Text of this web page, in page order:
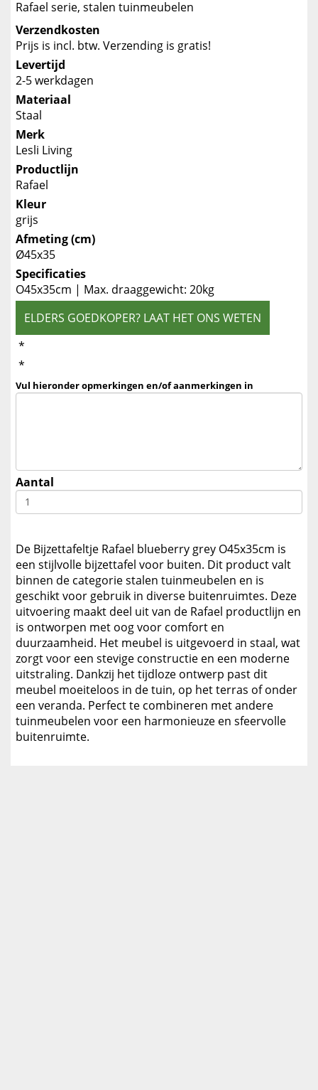
Rafael serie, stalen tuinmeubelen
Verzendkosten
Prijs is incl. btw. Verzending is gratis!
Levertijd
2-5 werkdagen
Materiaal
Staal
Merk
Lesli Living
Productlijn
Rafael
Kleur
grijs
Afmeting (cm)
Ø45x35
Specificaties
O45x35cm | Max. draaggewicht: 20kg
ELDERS GOEDKOPER? LAAT HET ONS WETEN
*
*
Vul hieronder opmerkingen en/of aanmerkingen in
Aantal
De Bijzettafeltje Rafael blueberry grey O45x35cm is
een stijlvolle bijzettafel voor buiten. Dit product valt
binnen de categorie stalen tuinmeubelen en is
geschikt voor gebruik in diverse buitenruimtes. Deze
uitvoering maakt deel uit van de Rafael productlijn en
is ontworpen met oog voor comfort en
duurzaamheid. Het meubel is uitgevoerd in staal, wat
zorgt voor een stevige constructie en een moderne
uitstraling. Dankzij het tijdloze ontwerp past dit
meubel moeiteloos in de tuin, op het terras of onder
een veranda. Perfect te combineren met andere
tuinmeubelen voor een harmonieuze en sfeervolle
buitenruimte.